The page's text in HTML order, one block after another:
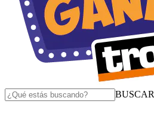
BUSCAR